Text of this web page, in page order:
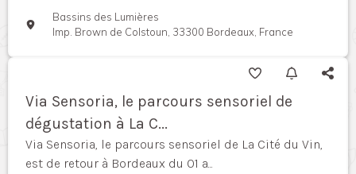
Bassins des Lumières
Imp. Brown de Colstoun, 33300 Bordeaux, France
Via Sensoria, le parcours sensoriel de
dégustation à La C...
Via Sensoria, le parcours sensoriel de La Cité du Vin,
est de retour à Bordeaux du 01 a...